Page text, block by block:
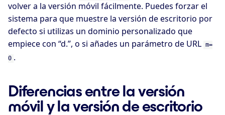
volver a la versión móvil fácilmente. Puedes forzar el
sistema para que muestre la versión de escritorio por
defecto si utilizas un dominio personalizado que
empiece con “d.”, o si añades un parámetro de URL m=
0 .
Diferencias entre la versión
móvil y la versión de escritorio